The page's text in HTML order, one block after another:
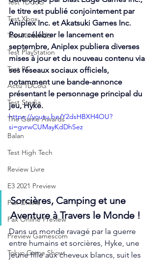
Test 1DCoG
Test Xbox
Test Nintendo
Test PlayStation
Test PC
Actu 1DCoG
Test Stadia
The Game Awards
Balan
Test High Tech
Review Livre
E3 2021 Preview
Pax Online
Pax Online Preview
Preview Gamescom
Tokyo Game Show
le titre est publié conjointement par
Aniplex Inc. et Akatsuki Games Inc.
Pour célébrer le lancement en
septembre, Aniplex publiera diverses
mises à jour et du nouveau contenu via
ses réseaux sociaux officiels,
notamment une bande-annonce
présentant le personnage principal du
jeu, Hyke.
https://youtu.be/Y2dsHBXH4OU?
si=gvrwCUMayKdDhSez
Sorcières, Camping et une
Aventure à Travers le Monde !
Dans un monde ravagé par la guerre
entre humains et sorcières, Hyke, une
jeune fille aux cheveux blancs, suit les